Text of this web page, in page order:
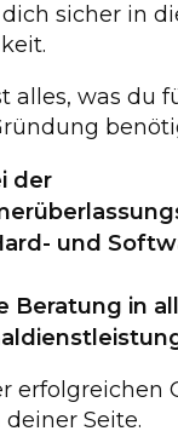
sicher in
alles, was du
der
und
Beratung in
erfolgreichen
Seite.